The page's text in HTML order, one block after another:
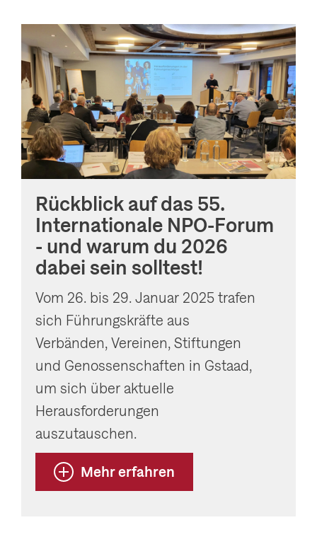
Rückblick auf das 55.
Internationale NPO-Forum
- und warum du 2026
dabei sein solltest!
Vom 26. bis 29. Januar 2025 trafen
sich Führungskräfte aus
Verbänden, Vereinen, Stiftungen
und Genossenschaften in Gstaad,
um sich über aktuelle
Herausforderungen
auszutauschen.
Mehr erfahren